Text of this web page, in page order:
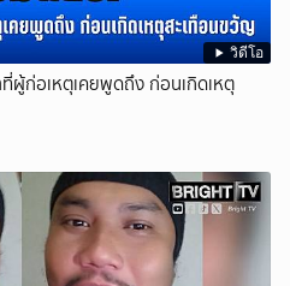
วิดีโอ
ผู้ก่อเหตุเคยพูดถึง ก่อนเกิดเหตุ